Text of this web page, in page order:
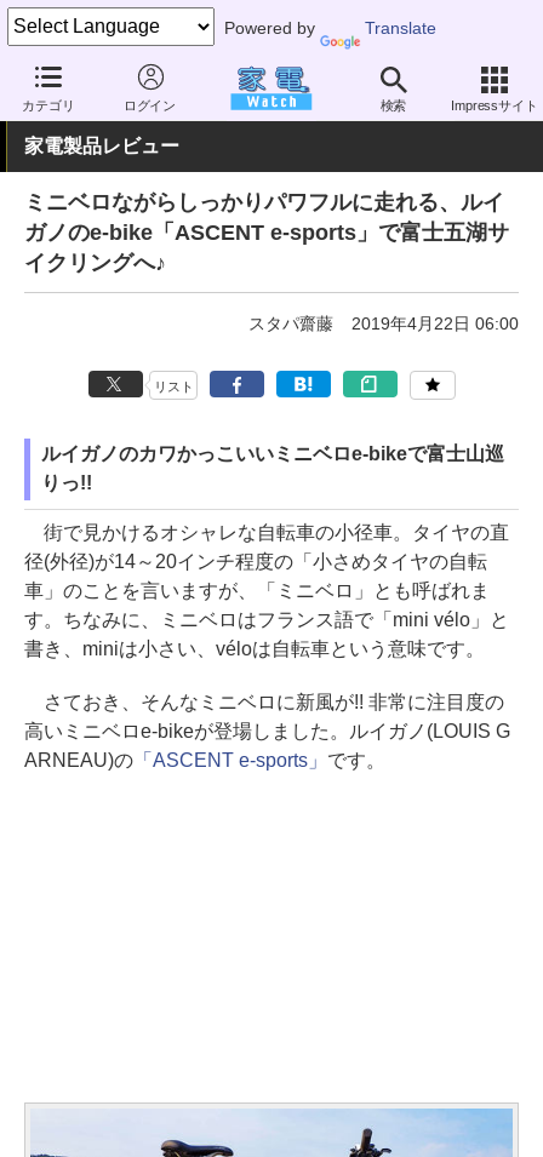
Powered by Translate
カテゴリ ログイン 検索 Impressサイト
家電 Watch その他・家電 アウトドア 電動自転車
家電製品レビュー
ミニベロながらしっかりパワフルに走れる、ルイ
ガノのe-bike「ASCENT e-sports」で富士五湖サ
イクリングへ♪
スタパ齋藤 2019年4月22日 06:00
リスト
ルイガノのカワかっこいいミニベロe-bikeで富士山巡
りっ!!
街で見かけるオシャレな自転車の小径車。タイヤの直
径(外径)が14～20インチ程度の「小さめタイヤの自転
車」のことを言いますが、「ミニベロ」とも呼ばれま
す。ちなみに、ミニベロはフランス語で「mini vélo」と
書き、miniは小さい、véloは自転車という意味です。
さておき、そんなミニベロに新風が!! 非常に注目度の
高いミニベロe-bikeが登場しました。ルイガノ(LOUIS G
ARNEAU)の「ASCENT e-sports」 です。